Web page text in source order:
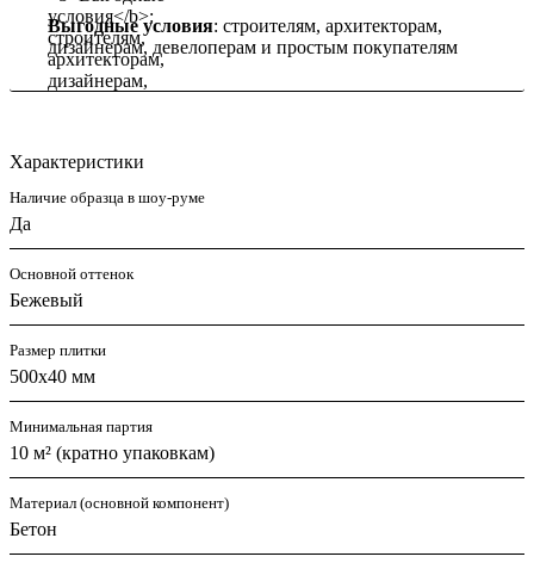
Выгодные условия: строителям, архитекторам,
дизайнерам, девелоперам и простым покупателям
Характеристики
Наличие образца в шоу-руме
Да
Основной оттенок
Бежевый
Размер плитки
500х40 мм
Минимальная партия
10 м² (кратно упаковкам)
Материал (основной компонент)
Бетон